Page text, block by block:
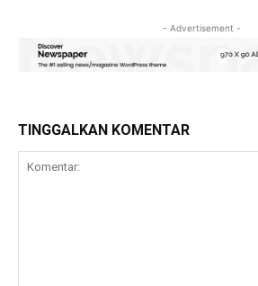
- Advertisement -
TINGGALKAN KOMENTAR